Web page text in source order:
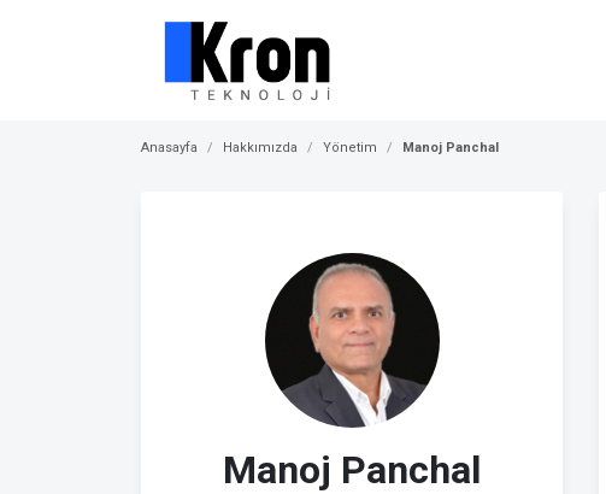
Anasayfa Hakkımızda Yönetim Manoj Panchal
Manoj Panchal